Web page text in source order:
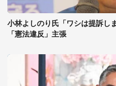
小林よしのり氏「ワシは提訴し
「憲法違反」主張